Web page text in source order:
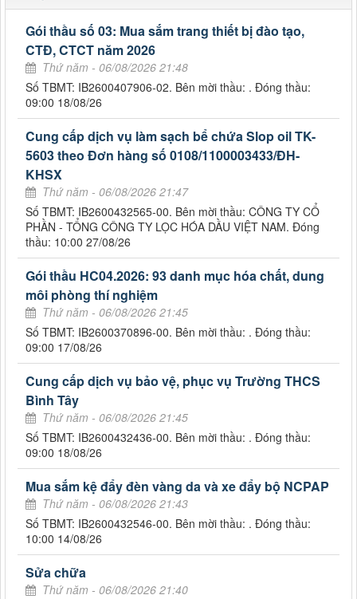
Gói thầu số 03: Mua sắm trang thiết bị đào tạo,
CTĐ, CTCT năm 2026
Thứ năm - 06/08/2026 21:48
Số TBMT: IB2600407906-02. Bên mời thầu: . Đóng thầu:
09:00 18/08/26
Cung cấp dịch vụ làm sạch bể chứa Slop oil TK-
5603 theo Đơn hàng số 0108/1100003433/ĐH-
KHSX
Thứ năm - 06/08/2026 21:47
Số TBMT: IB2600432565-00. Bên mời thầu: CÔNG TY CỔ
PHẦN - TỔNG CÔNG TY LỌC HÓA DẦU VIỆT NAM. Đóng
thầu: 10:00 27/08/26
Gói thầu HC04.2026: 93 danh mục hóa chất, dung
môi phòng thí nghiệm
Thứ năm - 06/08/2026 21:45
Số TBMT: IB2600370896-00. Bên mời thầu: . Đóng thầu:
09:00 17/08/26
Cung cấp dịch vụ bảo vệ, phục vụ Trường THCS
Bình Tây
Thứ năm - 06/08/2026 21:45
Số TBMT: IB2600432436-00. Bên mời thầu: . Đóng thầu:
09:00 18/08/26
Mua sắm kệ đẩy đèn vàng da và xe đẩy bộ NCPAP
Thứ năm - 06/08/2026 21:43
Số TBMT: IB2600432546-00. Bên mời thầu: . Đóng thầu:
10:00 14/08/26
Sửa chữa
Thứ năm - 06/08/2026 21:40